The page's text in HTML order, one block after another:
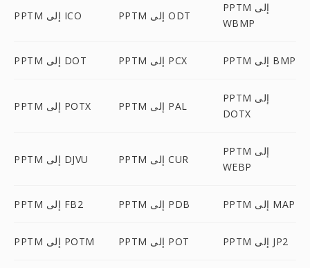
PPTM إلى ICO PPTM إلى ODT
PPTM إلى
WBMP
PPTM إلى DOT PPTM إلى PCX PPTM إلى BMP
PPTM إلى POTX PPTM إلى PAL
PPTM إلى
DOTX
PPTM إلى DJVU PPTM إلى CUR
PPTM إلى
WEBP
PPTM إلى FB2 PPTM إلى PDB PPTM إلى MAP
PPTM إلى POTM PPTM إلى POT PPTM إلى JP2